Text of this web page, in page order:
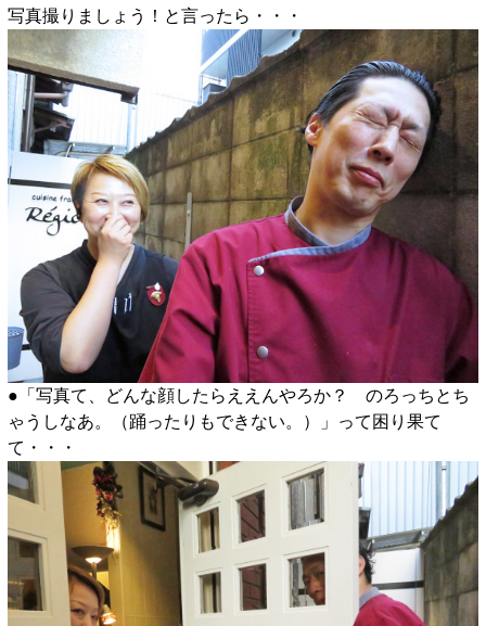
写真撮りましょう！と言ったら・・・
●「写真て、どんな顔したらええんやろか？ のろっちとち
ゃうしなあ。（踊ったりもできない。）」って困り果て
て・・・